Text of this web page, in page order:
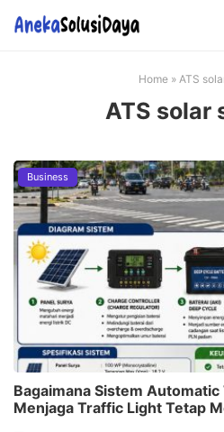
Home» ATS
ATS solar
Business
Bagaimana Sistem
Menjaga Traffic Light Tetap